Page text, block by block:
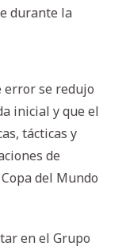
durante la
error se redujo
inicial y que el
tácticas y
de
del Mundo
en el Grupo